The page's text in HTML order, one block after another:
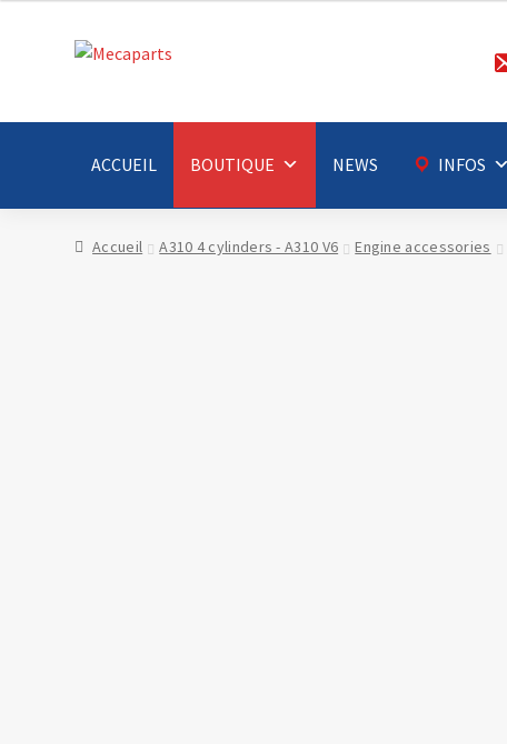
Aller
Aller
ACCUEIL BOUTIQUE NEWS INFOS
Accueil A310 4 cylinders - A310 V6 Engine accessories